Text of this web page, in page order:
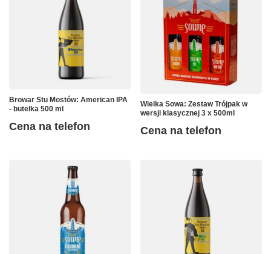
Browar Stu Mostów: American IPA
- butelka 500 ml
Cena na telefon
Wielka Sowa: Zestaw Trójpak w
wersji klasycznej 3 x 500ml
Cena na telefon